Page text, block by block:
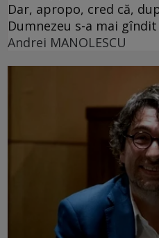
Dar, apropo, cred că,
Dumnezeu s-a mai
Andrei MANOLESCU